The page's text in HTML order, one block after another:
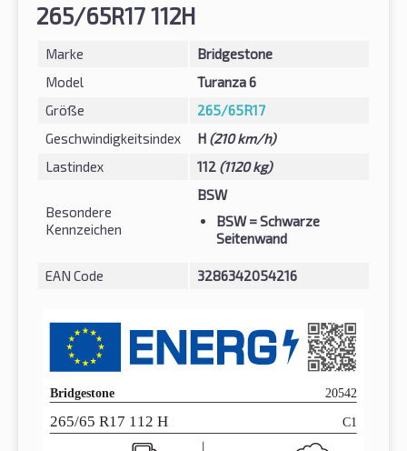
265/65R17 112H
Marke
Bridgestone
Model
Turanza 6
Größe
265/65R17
Geschwindigkeitsindex
H (210 km/h)
Lastindex
112 (1120 kg)
Besondere
Kennzeichen
BSW
BSW= Schwarze
Seitenwand
EAN Code 3286342054216